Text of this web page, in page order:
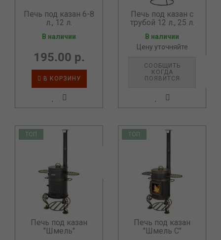
Печь под казан 6-8
л., 12 л.
В наличии
195.00 р.
В КОРЗИНУ
Печь под казан с
трубой 12 л., 25 л.
В наличии
Цену уточняйте
СООБЩИТЬ
КОГДА
ПОЯВИТСЯ
ТОП
Печь под казан
"Шмель"
ТОП
Печь под казан
"Шмель C"